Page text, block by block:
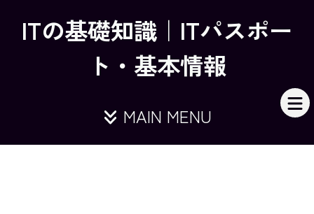
ITの基礎知識｜ITパスポー
ト・基本情報
MAIN MENU